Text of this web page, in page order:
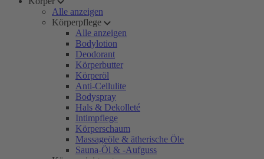
Alle anzeigen
Körperpflege
Alle anzeigen
Bodylotion
Deodorant
Körperbutter
Körperöl
Anti-Cellulite
Bodyspray
Hals & Dekolleté
Intimpflege
Körperschaum
Massageöle & ätherische Öle
Sauna-Öl & -Aufguss